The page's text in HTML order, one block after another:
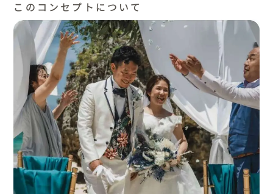
このコンセプトについて